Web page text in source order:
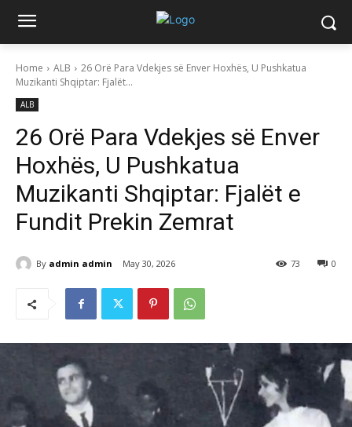
Home ALB
26 Orë Para Vdekjes së Enver Hoxhës, U Pushkatua
Muzikanti Shqiptar: Fjalët...
ALB
26 Orë Para Vdekjes së Enver
Hoxhës, U Pushkatua
Muzikanti Shqiptar: Fjalët e
Fundit Prekin Zemrat
By admin admin May 30, 2026 0
73